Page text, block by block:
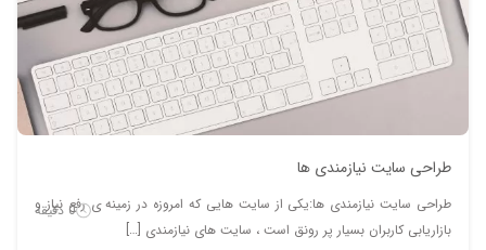
طراحی سایت نیازمندی ها
0 دقیقه
طراحی سایت نیازمندی ها:یکی از سایت هایی که امروزه در زمینه ی رفع نیاز و
بازاریابی کاربران بسیار پر رونق است ، سایت های نیازمندی […]